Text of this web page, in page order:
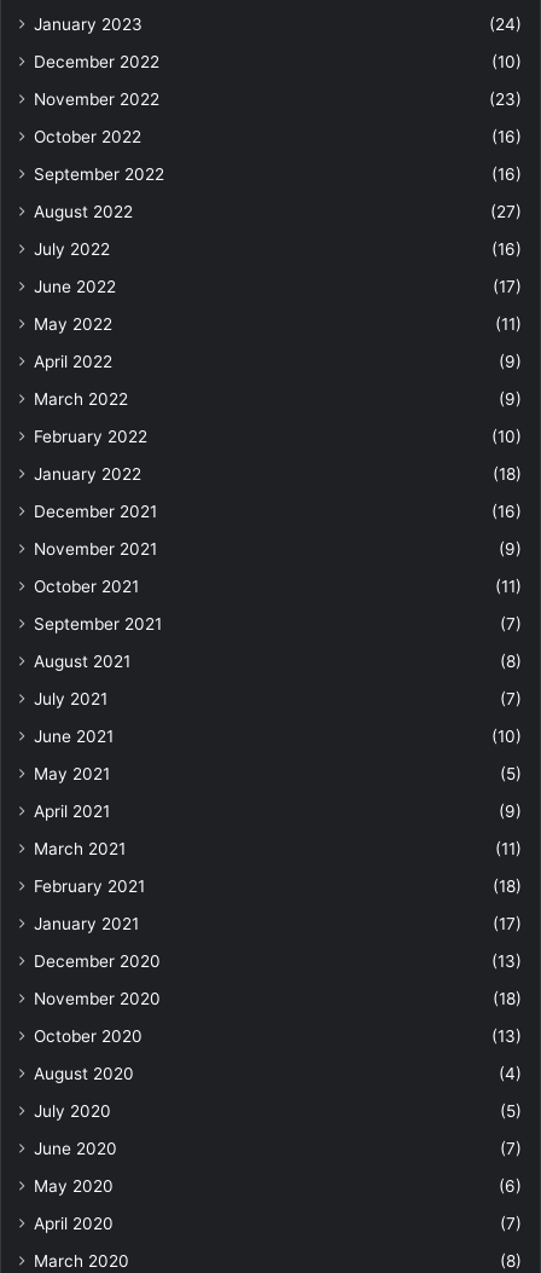
January 2023
(24)
December 2022
(10)
November 2022
(23)
October 2022
(16)
September 2022
(16)
August 2022
(27)
July 2022
(16)
June 2022
(17)
May 2022
(11)
April 2022
(9)
March 2022
(9)
February 2022
(10)
January 2022
(18)
December 2021
(16)
November 2021
(9)
October 2021
(11)
September 2021
(7)
August 2021
(8)
July 2021
(7)
June 2021
(10)
May 2021
(5)
April 2021
(9)
March 2021
(11)
February 2021
(18)
January 2021
(17)
December 2020
(13)
November 2020
(18)
October 2020
(13)
August 2020
(4)
July 2020
(5)
June 2020
(7)
May 2020
(6)
April 2020
(7)
March 2020
(8)